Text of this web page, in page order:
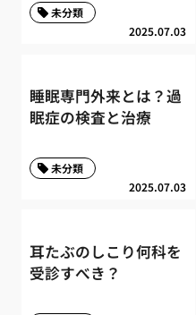
2025.07.03
未分類
睡眠専門外来とは？過
眠症の検査と治療
2025.07.03
未分類
耳たぶのしこり何科を
受診すべき？